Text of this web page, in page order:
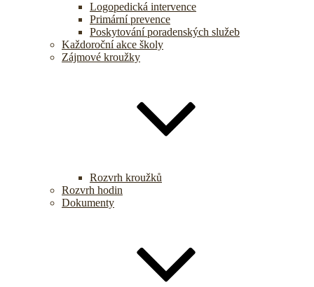
Logopedická intervence
Primární prevence
Poskytování poradenských služeb
Každoroční akce školy
Zájmové kroužky
Rozvrh kroužků
Rozvrh hodin
Dokumenty